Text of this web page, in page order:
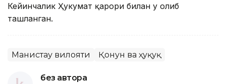
Кейинчалик Ҳукумат қарори билан у олиб
ташланган.
Манғистау вилояти Қонун ва ҳуқуқ
без автора